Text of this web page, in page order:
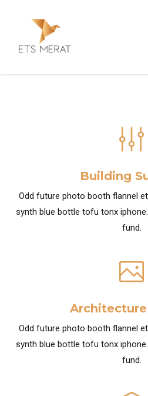
Building
Odd future photo booth flannel
synth blue bottle tofu tonx
fund.
Odd future photo booth flannel
synth blue bottle tofu tonx
fund.